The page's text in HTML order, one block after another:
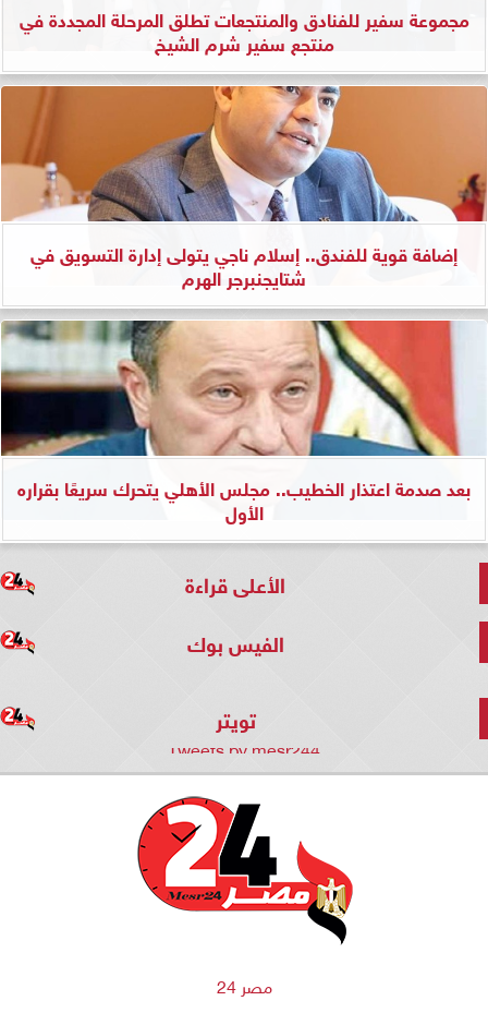
مجموعة سفير للفنادق والمنتجعات تطلق المرحلة المجددة في
منتجع سفير شرم الشيخ
إضافة قوية للفندق.. إسلام ناجي يتولى إدارة التسويق في
شتايجنبرجر الهرم
بعد صدمة اعتذار الخطيب.. مجلس الأهلي يتحرك سريعًا بقراره
الأول
الأعلى قراءة
الفيس بوك
تويتر
Tweets by mesr244
مصر 24